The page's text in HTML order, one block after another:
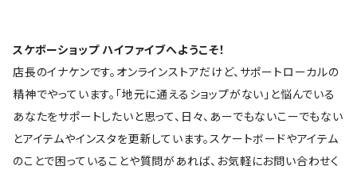
スケボーショップ ハイファイブへようこそ！
店長のイナケンです。オンラインストアだけど、サポートローカルの
精神でやっています。「地元に通えるショップがない」と悩んでいる
あなたをサポートしたいと思って、日々、あーでもないこーでもない
とアイテムやインスタを更新しています。スケートボードやアイテム
のことで困っていることや質問があれば、お気軽にお問い合わせく